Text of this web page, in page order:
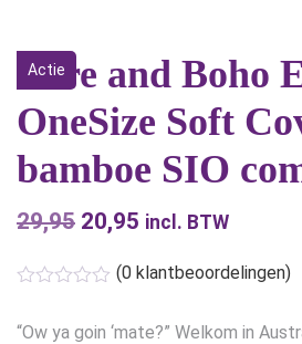
Onze merken
Hoe begin ik?
Actie
Bare and Boho
OneSize Soft
bamboe SIO
29,95 Oorspronkelijke
was:
€29,95.
20,95 Huidige
€20,95.
incl. BTW
(0 klantbeoordelingen)
“Ow ya goin ‘mate?” Welkom in